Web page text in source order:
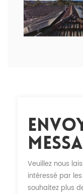
Veuillez nous
intéressé par
souhaitez plus